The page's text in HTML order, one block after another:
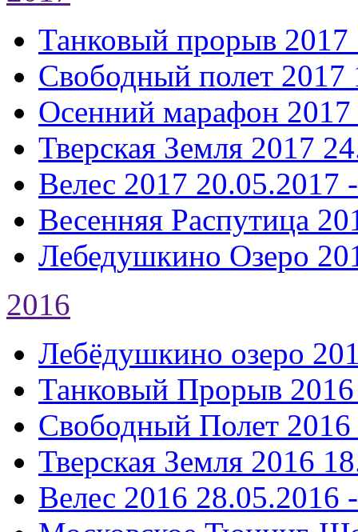
Танковый прорыв 2017
Свободный полет 2017
Осенний марафон 2017
Тверская Земля 2017
Велес 2017 20.05.2017
Весенняя Распутица
Лебедушкино Озеро
2016
Лебёдушкино озеро
Танковый Прорыв 2016
Свободный Полет 2016
Тверская Земля 2016
Велес 2016 28.05.2016